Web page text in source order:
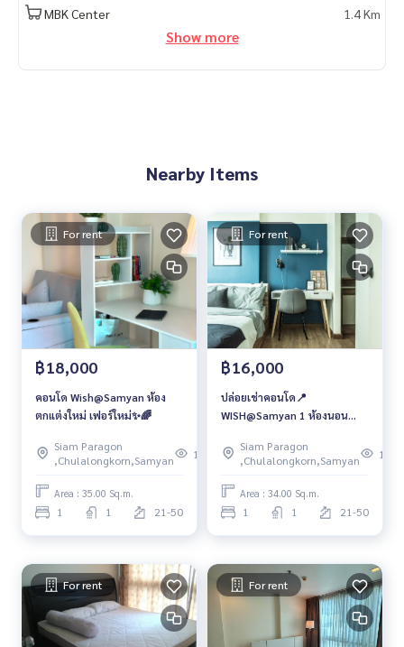
MBK Center
1.4 Km
Show more
Nearby Items
For rent
฿18,000
คอนโด Wish@Samyan ห้อง
ตกแต่งใหม่ เฟอร์ใหม่✨🌈
Siam Paragon
,Chulalongkorn,Samyan
196
Area : 35.00 Sq.m.
1 1 21-50
For rent
฿16,000
ปล่อยเช่าคอนโด📍
WISH@Samyan 1 ห้องนอน
Siam Paragon
,Chulalongkorn,Samyan
125
Area : 34.00 Sq.m.
1 1 21-50
For rent For rent